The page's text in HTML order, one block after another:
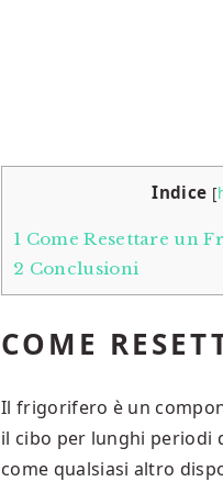
Indice [
1 Come Resettare un
2 Conclusioni
COME
Il frigorifero è un
il cibo per lunghi periodi
come qualsiasi altro